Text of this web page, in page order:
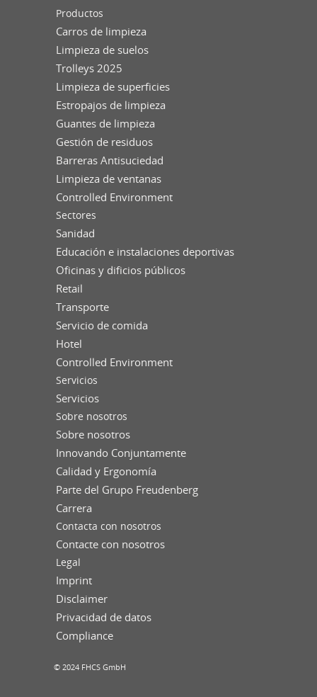
Productos
Carros de limpieza
Limpieza de suelos
Trolleys 2025
Limpieza de superficies
Estropajos de limpieza
Guantes de limpieza
Gestión de residuos
Barreras Antisuciedad
Limpieza de ventanas
Controlled Environment
Sectores
Sanidad
Educación e instalaciones deportivas
Oficinas y dificios públicos
Retail
Transporte
Servicio de comida
Hotel
Controlled Environment
Servicios
Servicios
Sobre nosotros
Sobre nosotros
Innovando Conjuntamente
Calidad y Ergonomía
Parte del Grupo Freudenberg
Carrera
Contacta con nosotros
Contacte con nosotros
Legal
Imprint
Disclaimer
Privacidad de datos
Compliance
© 2024 FHCS GmbH